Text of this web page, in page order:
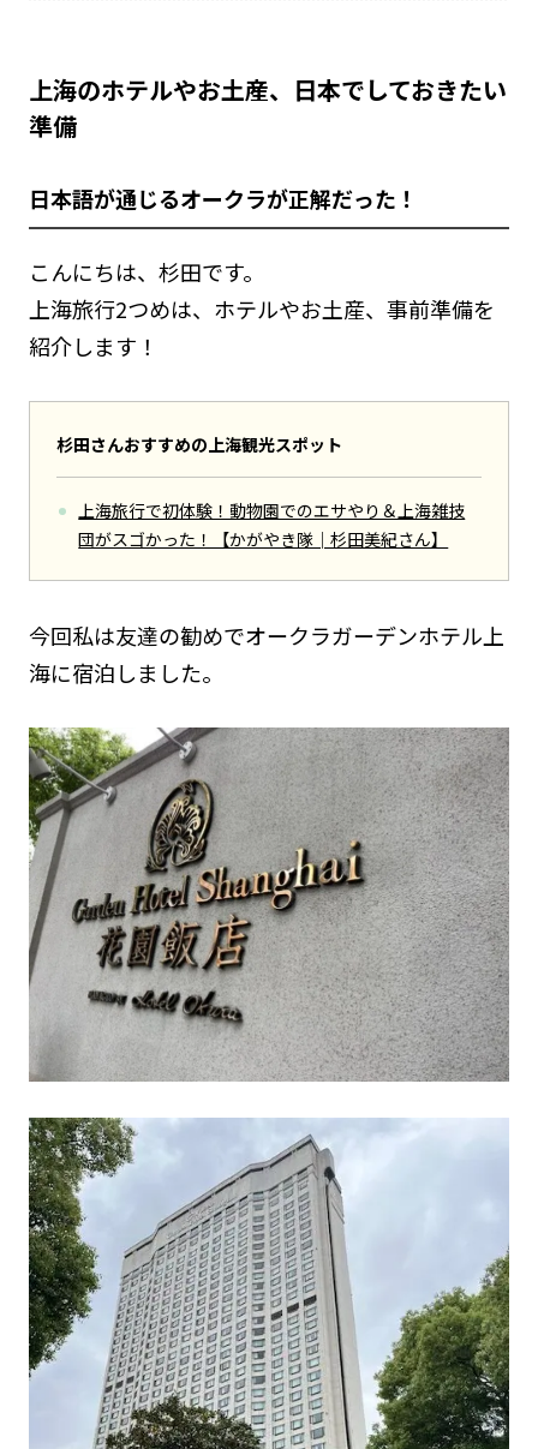
上海のホテルやお土産、日本でしておきたい
準備
日本語が通じるオークラが正解だった！
こんにちは、杉田です。
上海旅行2つめは、ホテルやお土産、事前準備を
紹介します！
杉田さんおすすめの上海観光スポット
上海旅行で初体験！動物園でのエサやり＆上海雑技
団がスゴかった！【かがやき隊│杉田美紀さん】
今回私は友達の勧めでオークラガーデンホテル上
海に宿泊しました。